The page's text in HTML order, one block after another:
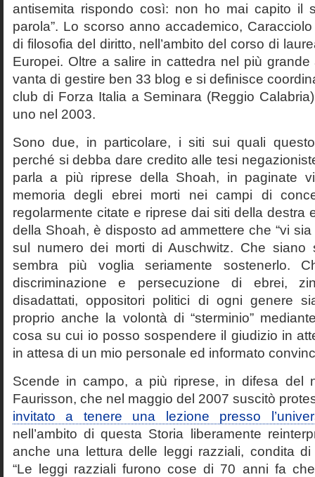
antisemita rispondo così: non ho mai capito il
parola”. Lo scorso anno accademico,
di filosofia del diritto, nell’ambito del corso di
Europei. Oltre a salire in cattedra nel più grande
vanta di gestire ben 33 blog e si definisce
club di Forza Italia a Seminara (Reggio
uno nel 2003.
Sono due, in particolare, i siti sui quali
perché si debba dare credito alle tesi
parla a più riprese della Shoah, in paginate
memoria degli ebrei morti nei campi di
regolarmente citate e riprese dai siti della destra
della Shoah, è disposto ad ammettere che “vi
sul numero dei morti di Auschwitz. Che siano
sembra più voglia seriamente sostenerlo.
discriminazione e persecuzione di ebrei,
disadattati, oppositori politici di ogni genere
proprio anche la volontà di “sterminio”
cosa su cui io posso sospendere il giudizio in
in attesa di un mio personale ed informato
Scende in campo, a più riprese, in difesa del
Faurisson, che nel maggio del 2007 suscitò
invitato a tenere una lezione presso
nell’ambito di questa Storia liberamente
anche una lettura delle leggi razziali, condita di
“Le leggi razziali furono cose di 70 anni fa